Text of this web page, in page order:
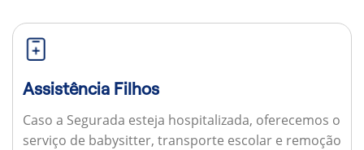
Assistência Filhos
Caso a Segurada esteja hospitalizada, oferecemos o
serviço de babysitter, transporte escolar e remoção